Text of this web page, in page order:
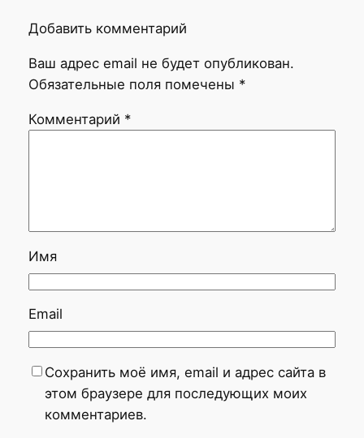
Добавить комментарий
Ваш адрес email не будет опубликован.
Обязательные поля помечены *
Комментарий *
Имя
Email
Сохранить моё имя, email и адрес сайта в
этом браузере для последующих моих
комментариев.